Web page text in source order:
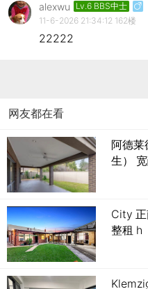
alexwu
Lv.6 BBS中士
11-6-2026 21:34:12 162楼
22222
网友都在看
阿德莱
生）
City
整租 h